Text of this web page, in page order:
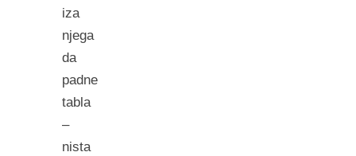
iza
njega
da
padne
tabla
–
nista